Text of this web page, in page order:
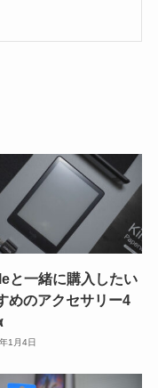
と一緒に購入したい
めのアクセサリー4
1月4日